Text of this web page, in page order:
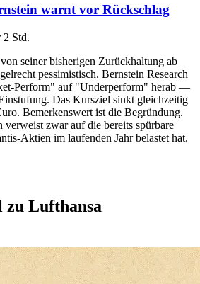
warnt vor Rückschlag
2 Std.
seiner bisherigen Zurückhaltung ab
pessimistisch. Bernstein Research
Perform" auf "Underperform" herab —
Das Kursziel sinkt gleichzeitig
Bemerkenswert ist die Begründung.
verweist zwar auf die bereits spürbare
Aktien im laufenden Jahr belastet hat.
Lufthansa